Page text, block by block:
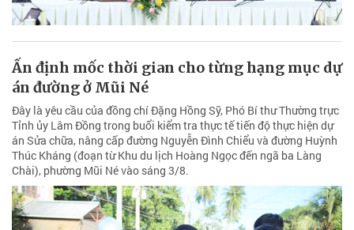
Ấn định mốc thời gian cho từng hạng mục dự
án đường ở Mũi Né
Đây là yêu cầu của đồng chí Đặng Hồng Sỹ, Phó Bí thư Thường trực
Tỉnh ủy Lâm Đồng trong buổi kiểm tra thực tế tiến độ thực hiện dự
án Sửa chữa, nâng cấp đường Nguyễn Đình Chiểu và đường Huỳnh
Thúc Kháng (đoạn từ Khu du lịch Hoàng Ngọc đến ngã ba Làng
Chài), phường Mũi Né vào sáng 3/8.